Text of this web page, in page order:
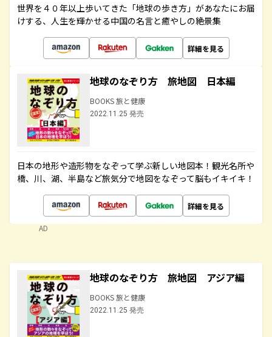
世界を４０年以上歩いてきた「地球の歩き方」があなたにお届
けする、人生を輝かせる中国の名言と癒やしの絶景集
詳細を見る
地球のなぞり方 旅地図 日本編
BOOKS 旅と健康
2022.11.25 発売
日本の地形や造形物をなぞって学ぶ新しい地図本！観光名所や
橋、川、湖、半島など旅気分で地図をなぞって脳もイキイキ！
詳細を見る
AD
地球のなぞり方 旅地図 アジア編
BOOKS 旅と健康
2022.11.25 発売